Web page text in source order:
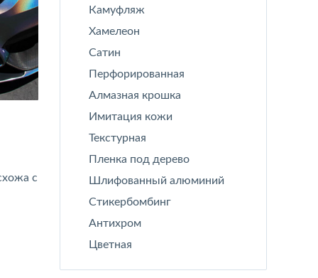
с
Камуфляж
Хамелеон
Сатин
Перфорированная
Алмазная крошка
Имитация кожи
Текстурная
Пленка под дерево
Шлифованный алюминий
Стикербомбинг
Антихром
Цветная